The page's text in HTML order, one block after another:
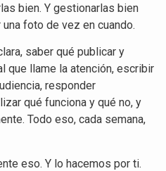
bien. Y gestionarlas bien
foto de vez en cuando.
saber qué publicar y
que llame la atención, escribir
responder
qué funciona y qué no, y
Todo eso, cada semana,
eso. Y lo hacemos por ti.